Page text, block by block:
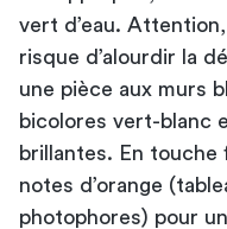
vert d’eau.
risque d’alourdir la
une pièce aux murs
bicolores vert-blanc
brillantes. En touche
notes d’orange
photophores) pour